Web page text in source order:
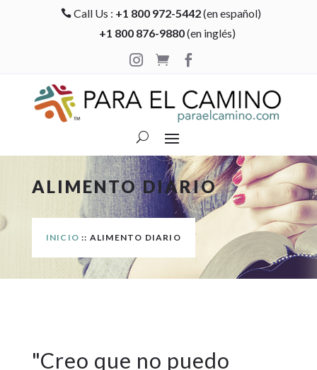
 Call Us : +1 800 972-5442(en español)
+1 800 876-9880(en inglés)

 
ALIMENTO DIARIO
INICIO :: ALIMENTO DIARIO
"Creo que no puedo